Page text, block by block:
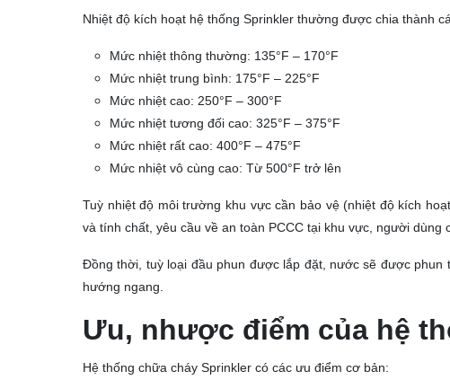
Nhiệt độ kích hoạt hệ thống Sprinkler thường được chia thành
Mức nhiệt thông thường: 135°F – 170°F
Mức nhiệt trung bình: 175°F – 225°F
Mức nhiệt cao: 250°F – 300°F
Mức nhiệt tương đối cao: 325°F – 375°F
Mức nhiệt rất cao: 400°F – 475°F
Mức nhiệt vô cùng cao: Từ 500°F trở lên
Tuỳ nhiệt độ môi trường khu vực cần bảo vệ (nhiệt độ kích
và tính chất, yêu cầu về an toàn PCCC tại khu vực, người
Đồng thời, tuỳ loại đầu phun được lắp đặt, nước sẽ được
hướng ngang.
Ưu, nhược điểm của hệ
Hệ thống chữa cháy Sprinkler có các ưu điểm cơ bản: